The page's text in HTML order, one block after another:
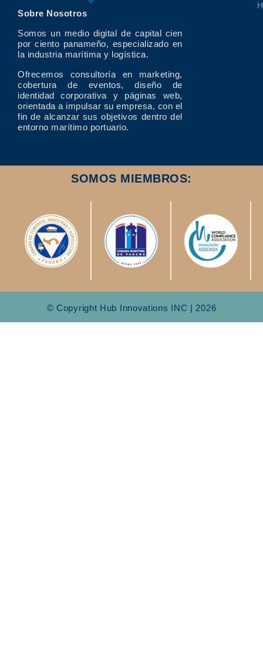
Sobre Nosotros
Somos un medio digital de capital cien
por ciento panameño, especializado en
la industria marítima y logística.
Ofrecemos consultoría en marketing,
cobertura de eventos, diseño de
identidad corporativa y páginas web,
orientada a impulsar su empresa, con el
fin de alcanzar sus objetivos dentro del
entorno marítimo portuario.
SOMOS MIEMBROS:
© Copyright Hub Innovations INC | 2026